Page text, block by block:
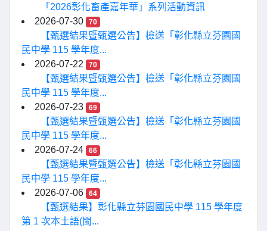
「2026彰化畜產嘉年華」系列活動資訊
2026-07-30
70
【甄選結果暨甄選公告】檢送「彰化縣立芬園國
民中學 115 學年度...
2026-07-22
70
【甄選結果暨甄選公告】檢送「彰化縣立芬園國
民中學 115 學年度...
2026-07-23
69
【甄選結果暨甄選公告】檢送「彰化縣立芬園國
民中學 115 學年度...
2026-07-24
66
【甄選結果暨甄選公告】檢送「彰化縣立芬園國
民中學 115 學年度...
2026-07-06
64
【甄選結果】彰化縣立芬園國民中學 115 學年度
第 1 次本土語(閩...